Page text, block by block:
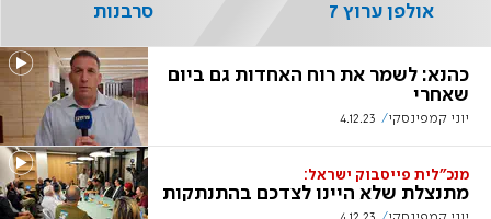
כהנא: לשמר את רוח האחדות גם ביום
שאחרי
יוני קמפינסקי 4.12.23
מנכ"לית פייסבוק ישראל:
מתנצלת שלא היינו לצדכם בהתנתקות
אולפן ערוץ 7 סרבנות